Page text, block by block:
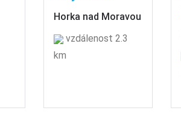
Horka nad Moravou
vzdálenost 2.3
km